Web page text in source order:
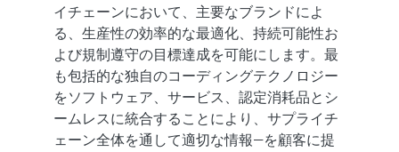
イチェーンにおいて、主要なブランドによ
る、生産性の効率的な最適化、持続可能性お
よび規制遵守の目標達成を可能にします。最
も包括的な独自のコーディングテクノロジー
をソフトウェア、サービス、認定消耗品とシ
ームレスに統合することにより、サプライチ
ェーン全体を通して適切な情報—を顧客に提